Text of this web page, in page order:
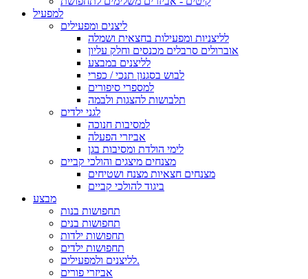
למפעיל
ליצנים ומפעילים
לליצניות ומפעילות בחצאית ושמלה
אוברולים סרבלים מכנסים וחלק עליון
לליצנים במבצע
לבוש בסגנון תנכי / כפרי
למספרי סיפורים
תלבושות להצגות ולבמה
לגני ילדים
למסיבות חנוכה
אביזרי הפעלה
לימי הולדת ומסיבות בגן
מצנחים מיצגים והולכי קביים
מצנחים חצאיות מצנח ושטיחים
ביגוד להולכי קביים
מבצע
תחפושות בנות
תחפושות בנים
תחפושות ילדות
תחפושות ילדים
לליצנים ולמפעילים.
אביזרי פורים